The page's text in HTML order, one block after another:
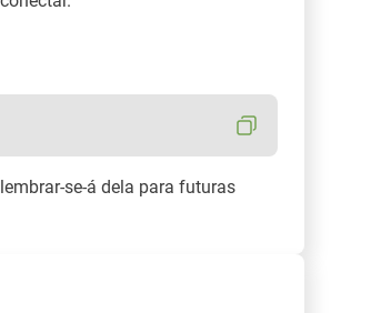
se-á dela para futuras